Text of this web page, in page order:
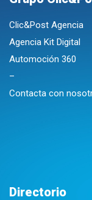
Clic&Post Agencia
Agencia Kit Digital
Automoción 360
–
Contacta con
Directorio